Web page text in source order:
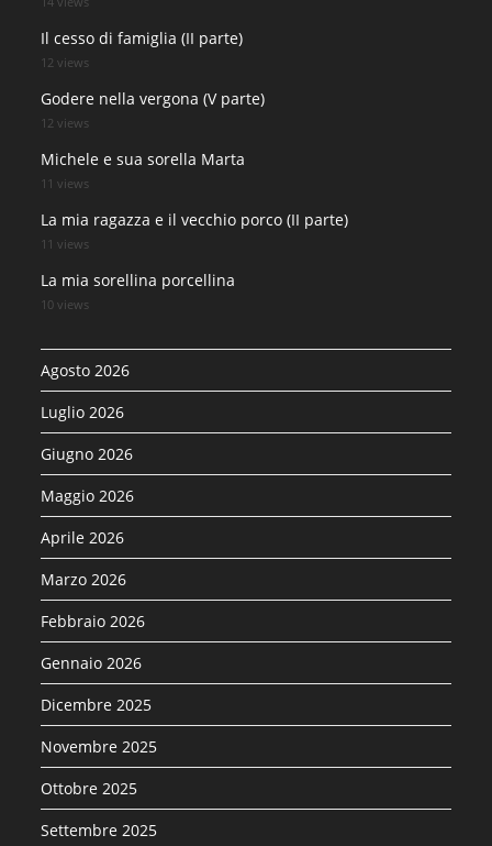
Il cesso di famiglia (II parte)
12 views
Godere nella vergona (V parte)
12 views
Michele e sua sorella Marta
11 views
La mia ragazza e il vecchio porco (II parte)
11 views
La mia sorellina porcellina
10 views
Agosto 2026
Luglio 2026
Giugno 2026
Maggio 2026
Aprile 2026
Marzo 2026
Febbraio 2026
Gennaio 2026
Dicembre 2025
Novembre 2025
Ottobre 2025
Settembre 2025